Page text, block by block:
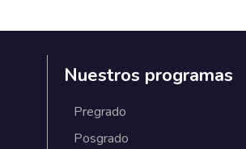
Nuestros programas
Pregrado
Posgrado